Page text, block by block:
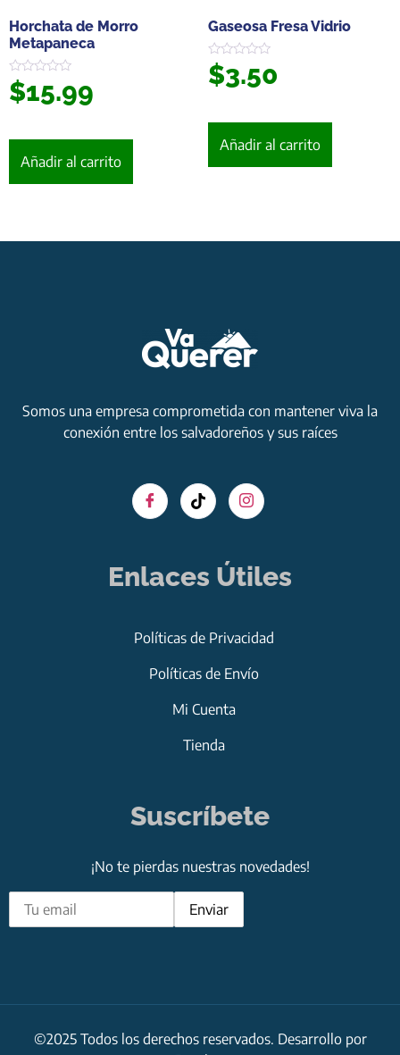
Horchata de Morro
Metapaneca
Valorado
en
$15.99
Añadir al carrito
Gaseosa Fresa Vidrio
Valorado
en
$3.50
Añadir al carrito
Somos una empresa comprometida con mantener viva la
conexión entre los salvadoreños y sus raíces
Enlaces Útiles
Políticas de Privacidad
Políticas de Envío
Mi Cuenta
Tienda
Suscríbete
¡No te pierdas nuestras novedades!
©2025 Todos los derechos reservados. Desarrollo por